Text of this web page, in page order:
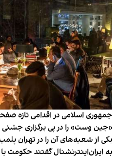
جمهوری اسلامی در اقدامی تازه
«جین وست» را در پی برگزاری
یکی از شعبه‌های آن را در تهران
به ایران‌اینترنشنال گفتند